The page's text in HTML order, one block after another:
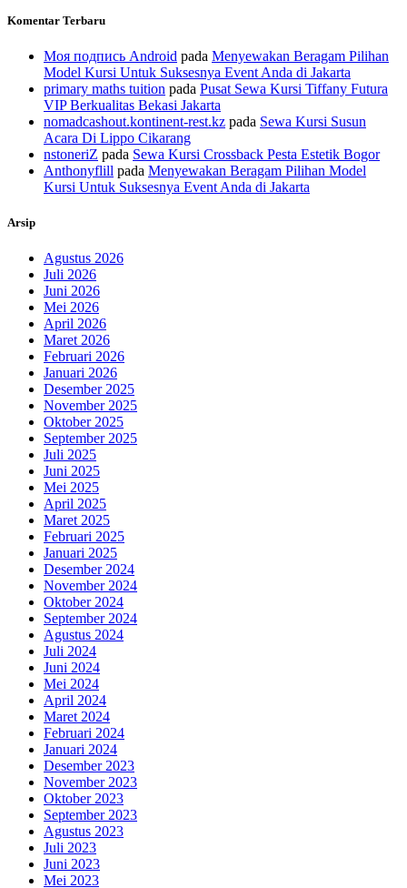
Komentar Terbaru
Моя подпись Android pada Menyewakan Beragam Pilihan
Model Kursi Untuk Suksesnya Event Anda di Jakarta
primary maths tuition pada Pusat Sewa Kursi Tiffany Futura
VIP Berkualitas Bekasi Jakarta
nomadcashout.kontinent-rest.kz pada Sewa Kursi Susun
Acara Di Lippo Cikarang
nstoneriZ pada Sewa Kursi Crossback Pesta Estetik Bogor
Anthonyflill pada Menyewakan Beragam Pilihan Model
Kursi Untuk Suksesnya Event Anda di Jakarta
Arsip
Agustus 2026
Juli 2026
Juni 2026
Mei 2026
April 2026
Maret 2026
Februari 2026
Januari 2026
Desember 2025
November 2025
Oktober 2025
September 2025
Juli 2025
Juni 2025
Mei 2025
April 2025
Maret 2025
Februari 2025
Januari 2025
Desember 2024
November 2024
Oktober 2024
September 2024
Agustus 2024
Juli 2024
Juni 2024
Mei 2024
April 2024
Maret 2024
Februari 2024
Januari 2024
Desember 2023
November 2023
Oktober 2023
September 2023
Agustus 2023
Juli 2023
Juni 2023
Mei 2023